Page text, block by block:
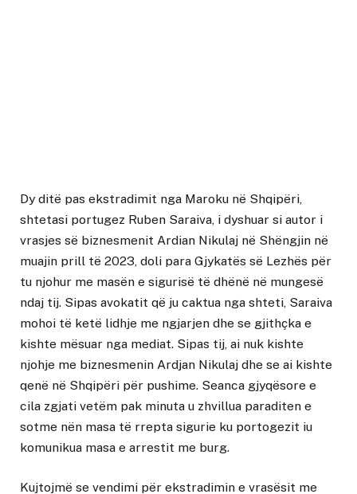
Dy ditë pas ekstradimit nga Maroku në Shqipëri,
shtetasi portugez Ruben Saraiva, i dyshuar si autor i
vrasjes së biznesmenit Ardian Nikulaj në Shëngjin në
muajin prill të 2023, doli para Gjykatës së Lezhës për
tu njohur me masën e sigurisë të dhënë në mungesë
ndaj tij. Sipas avokatit që ju caktua nga shteti, Saraiva
mohoi të ketë lidhje me ngjarjen dhe se gjithçka e
kishte mësuar nga mediat. Sipas tij, ai nuk kishte
njohje me biznesmenin Ardjan Nikulaj dhe se ai kishte
qenë në Shqipëri për pushime. Seanca gjyqësore e
cila zgjati vetëm pak minuta u zhvillua paraditen e
sotme nën masa të rrepta sigurie ku portogezit iu
komunikua masa e arrestit me burg.
Kujtojmë se vendimi për ekstradimin e vrasësit me